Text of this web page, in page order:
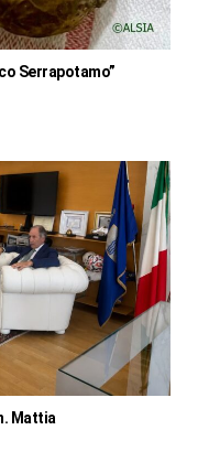
Serrapotamo”
Mattia